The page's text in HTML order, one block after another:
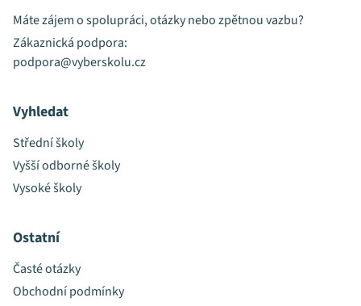
Máte zájem o spolupráci, otázky nebo zpětnou vazbu?
Zákaznická podpora:
podpora@vyberskolu.cz
Vyhledat
Střední školy
Vyšší odborné školy
Vysoké školy
Ostatní
Časté otázky
Obchodní podmínky